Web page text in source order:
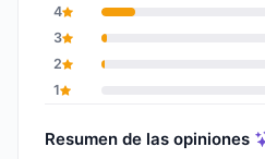
4
3
2
1
Resumen de las opiniones